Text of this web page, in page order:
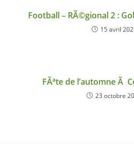
Football – RÃ©gional 2 :
15 avril
FÃªte de l’automne Ã
23 octobre